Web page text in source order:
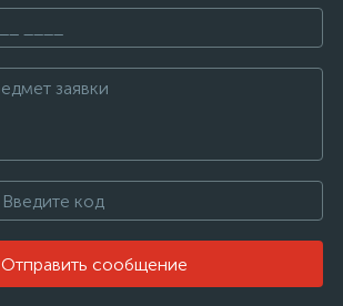
Отправить сообщение